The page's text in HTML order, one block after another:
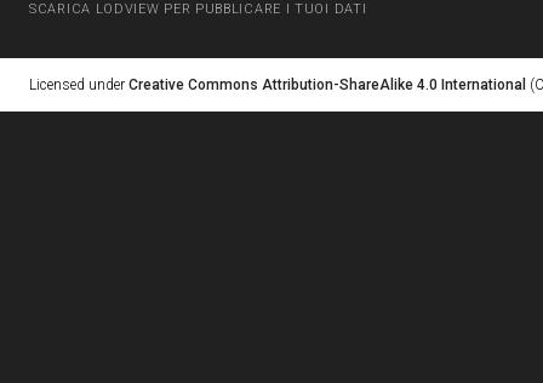
SCARICA LODVIEW PER PUBBLICARE I TUOI DATI
Licensed under Creative Commons Attribution-ShareAlike 4.0 International